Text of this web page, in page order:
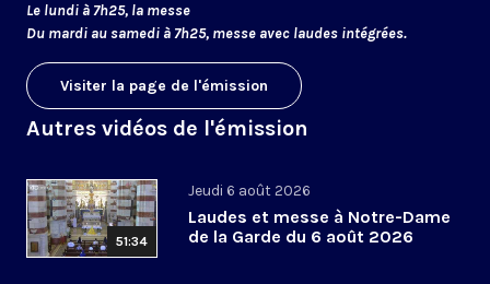
Le lundi à 7h25, la messe
Du mardi au samedi à 7h25, messe avec laudes intégrées.
Visiter la page de l'émission
Autres vidéos de l'émission
51:34
Jeudi 6 août 2026
Laudes et messe à Notre-Dame
de la Garde du 6 août 2026